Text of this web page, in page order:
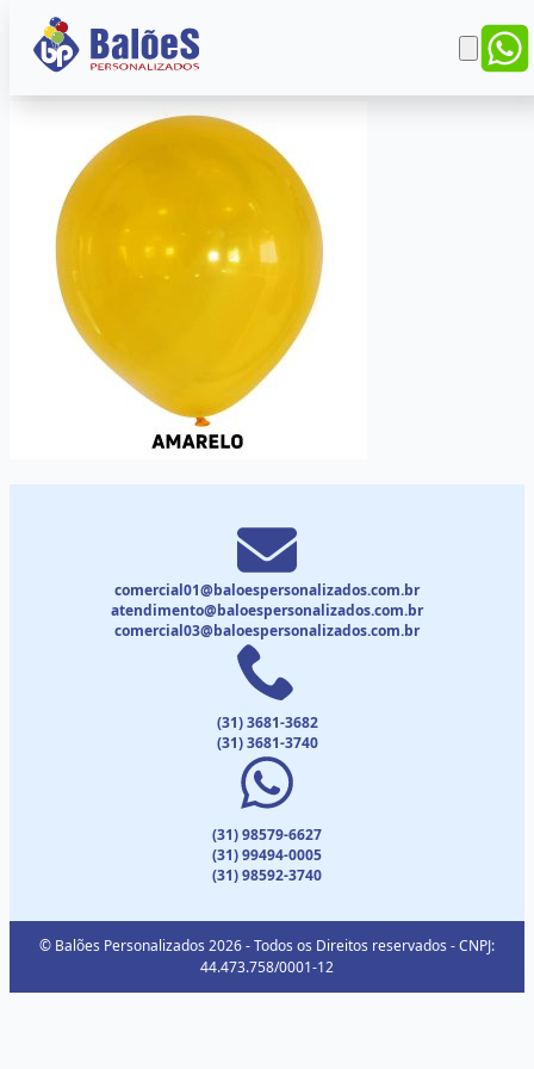
comercial01@baloespersonalizados.com.br
atendimento@baloespersonalizados.com.br
comercial03@baloespersonalizados.com.br
(31) 3681-3682
(31) 3681-3740
(31) 98579-6627
(31) 99494-0005
(31) 98592-3740
© Balões Personalizados 2026 - Todos os Direitos reservados - CNPJ:
44.473.758/0001-12